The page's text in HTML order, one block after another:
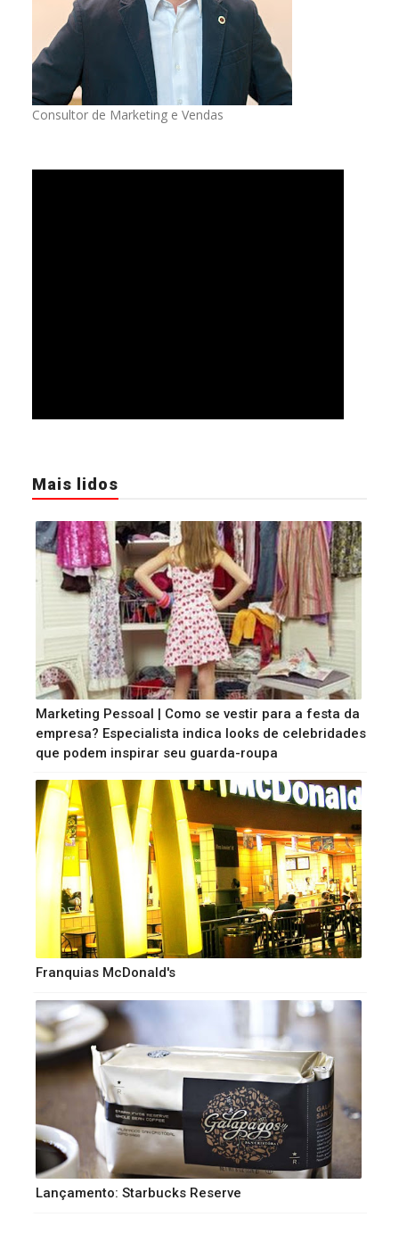
Consultor de Marketing e Vendas
Mais lidos
Marketing Pessoal | Como se vestir para a festa da
empresa? Especialista indica looks de celebridades
que podem inspirar seu guarda-roupa
Franquias McDonald's
Lançamento: Starbucks Reserve